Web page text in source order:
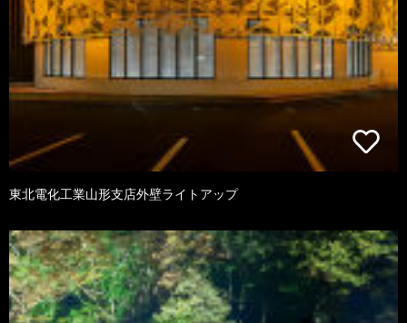
東北電化工業山形支店外壁ライトアップ